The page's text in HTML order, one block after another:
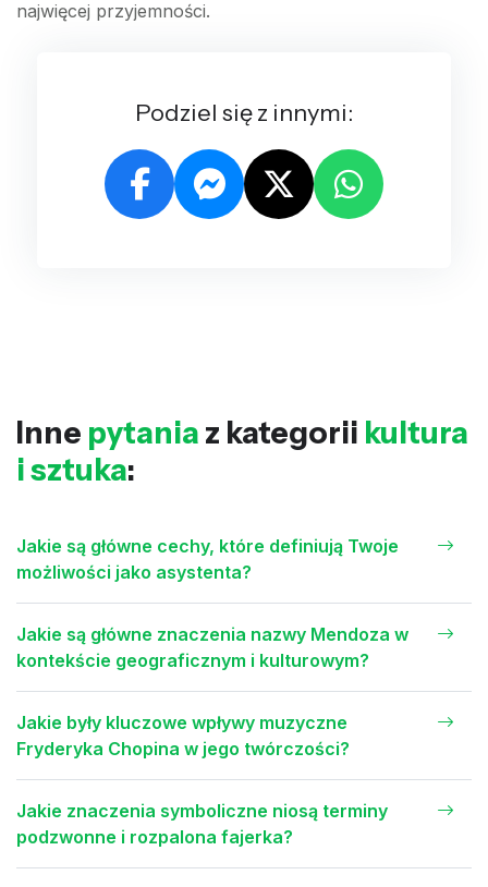
najwięcej przyjemności.
Podziel się z innymi:
Inne pytania z kategorii kultura
i sztuka:
Jakie są główne cechy, które definiują Twoje
możliwości jako asystenta?
Jakie są główne znaczenia nazwy Mendoza w
kontekście geograficznym i kulturowym?
Jakie były kluczowe wpływy muzyczne
Fryderyka Chopina w jego twórczości?
Jakie znaczenia symboliczne niosą terminy
podzwonne i rozpalona fajerka?